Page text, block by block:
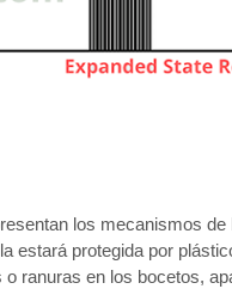
los mecanismos de
estará protegida por
ranuras en los bocetos,